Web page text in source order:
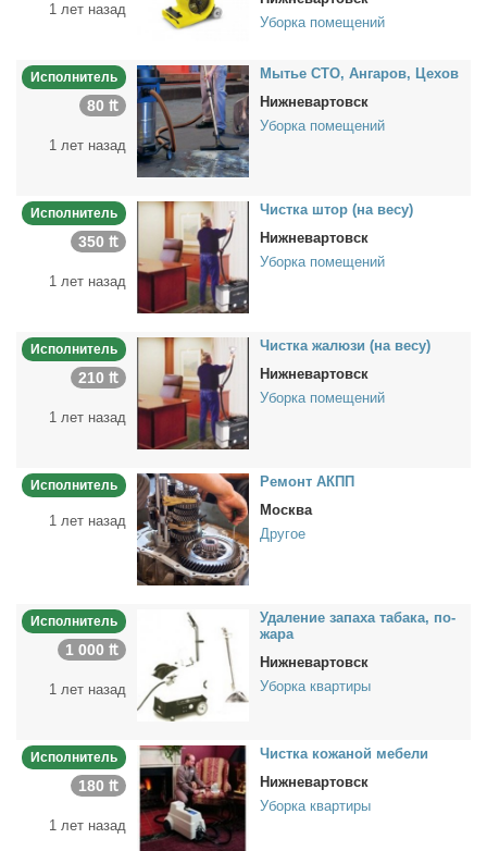
1 лет назад
Уборка помещений
Исполнитель
80 ₶
1 лет назад
Мы­тье СТО, Ан­га­ров, Це­хов
Нижневартовск
Уборка помещений
Исполнитель
350 ₶
1 лет назад
Чист­ка штор (на ве­су)
Нижневартовск
Уборка помещений
Исполнитель
210 ₶
1 лет назад
Чист­ка жа­лю­зи (на ве­су)
Нижневартовск
Уборка помещений
Исполнитель
1 лет назад
Ре­монт АКПП
Москва
Другое
Исполнитель
1 000 ₶
1 лет назад
Уда­ле­ние за­па­ха та­ба­ка, по­
жа­ра
Нижневартовск
Уборка квартиры
Исполнитель
180 ₶
1 лет назад
Чист­ка ко­жа­ной ме­бе­ли
Нижневартовск
Уборка квартиры